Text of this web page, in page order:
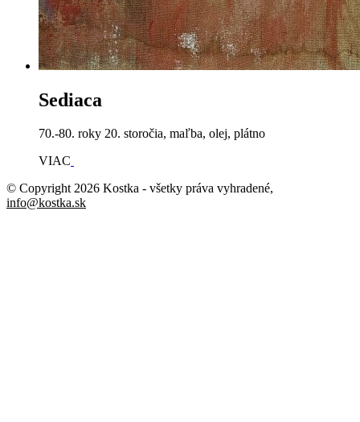
Sediaca
70.-80. roky 20. storočia, maľba, olej, plátno
VIAC
© Copyright 2026 Kostka - všetky práva vyhradené,
info@kostka.sk